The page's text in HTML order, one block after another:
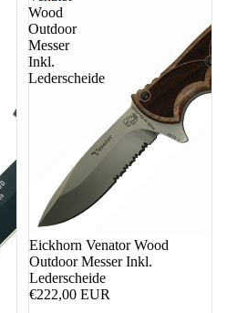
Wood
Outdoor
Messer
Inkl.
Lederscheide
nicht auf Lager
Eickhorn Venator Wood
Outdoor Messer Inkl.
Lederscheide
€222,00 EUR